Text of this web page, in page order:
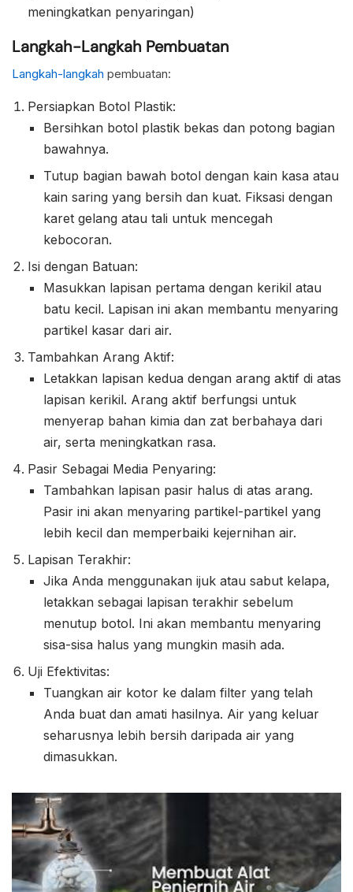
meningkatkan penyaringan)
Langkah-Langkah Pembuatan
Langkah-langkah pembuatan:
Persiapkan Botol Plastik:
Bersihkan botol plastik bekas dan potong bagian
bawahnya.
Tutup bagian bawah botol dengan kain kasa atau
kain saring yang bersih dan kuat. Fiksasi dengan
karet gelang atau tali untuk mencegah
kebocoran.
Isi dengan Batuan:
Masukkan lapisan pertama dengan kerikil atau
batu kecil. Lapisan ini akan membantu menyaring
partikel kasar dari air.
Tambahkan Arang Aktif:
Letakkan lapisan kedua dengan arang aktif di atas
lapisan kerikil. Arang aktif berfungsi untuk
menyerap bahan kimia dan zat berbahaya dari
air, serta meningkatkan rasa.
Pasir Sebagai Media Penyaring:
Tambahkan lapisan pasir halus di atas arang.
Pasir ini akan menyaring partikel-partikel yang
lebih kecil dan memperbaiki kejernihan air.
Lapisan Terakhir:
Jika Anda menggunakan ijuk atau sabut kelapa,
letakkan sebagai lapisan terakhir sebelum
menutup botol. Ini akan membantu menyaring
sisa-sisa halus yang mungkin masih ada.
Uji Efektivitas:
Tuangkan air kotor ke dalam filter yang telah
Anda buat dan amati hasilnya. Air yang keluar
seharusnya lebih bersih daripada air yang
dimasukkan.